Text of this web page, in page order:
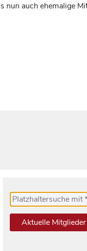
nun auch ehemalige
Aktuelle Mitglieder